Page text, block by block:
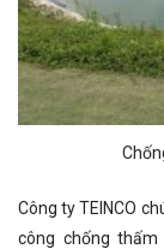
Công ty TEINCO
công chống